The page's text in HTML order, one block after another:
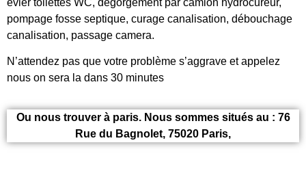
pompage fosse septique, curage canalisation, débouchage
canalisation, passage camera.
N’attendez pas que votre problème s’aggrave et appelez
nous on sera la dans 30 minutes
Ou nous trouver à paris. Nous sommes situés au : 76
Rue du Bagnolet, 75020 Paris,